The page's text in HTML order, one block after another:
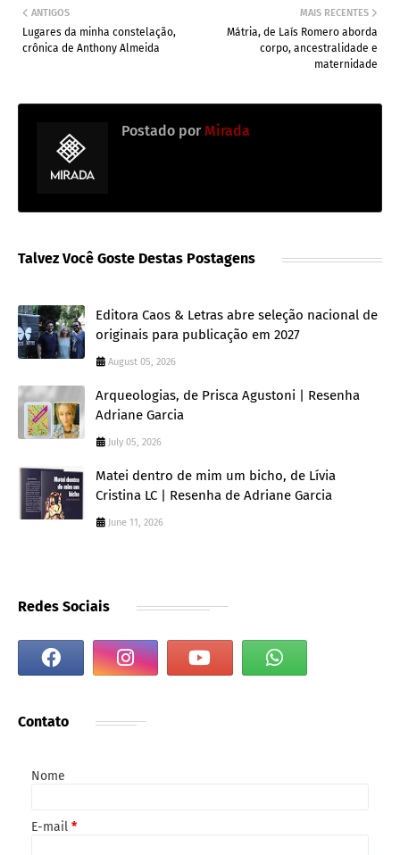
MAIS RECENTES
Mátria, de Laís Romero aborda
corpo, ancestralidade e
maternidade
ANTIGOS
Lugares da minha constelação,
crônica de Anthony Almeida
Postado por Mirada
Talvez Você Goste Destas Postagens
Editora Caos & Letras abre seleção nacional de
originais para publicação em 2027
August 05, 2026
Arqueologias, de Prisca Agustoni | Resenha
Adriane Garcia
July 05, 2026
Matei dentro de mim um bicho, de Lívia
Cristina LC | Resenha de Adriane Garcia
June 11, 2026
Redes Sociais
Contato
Nome
E-mail *